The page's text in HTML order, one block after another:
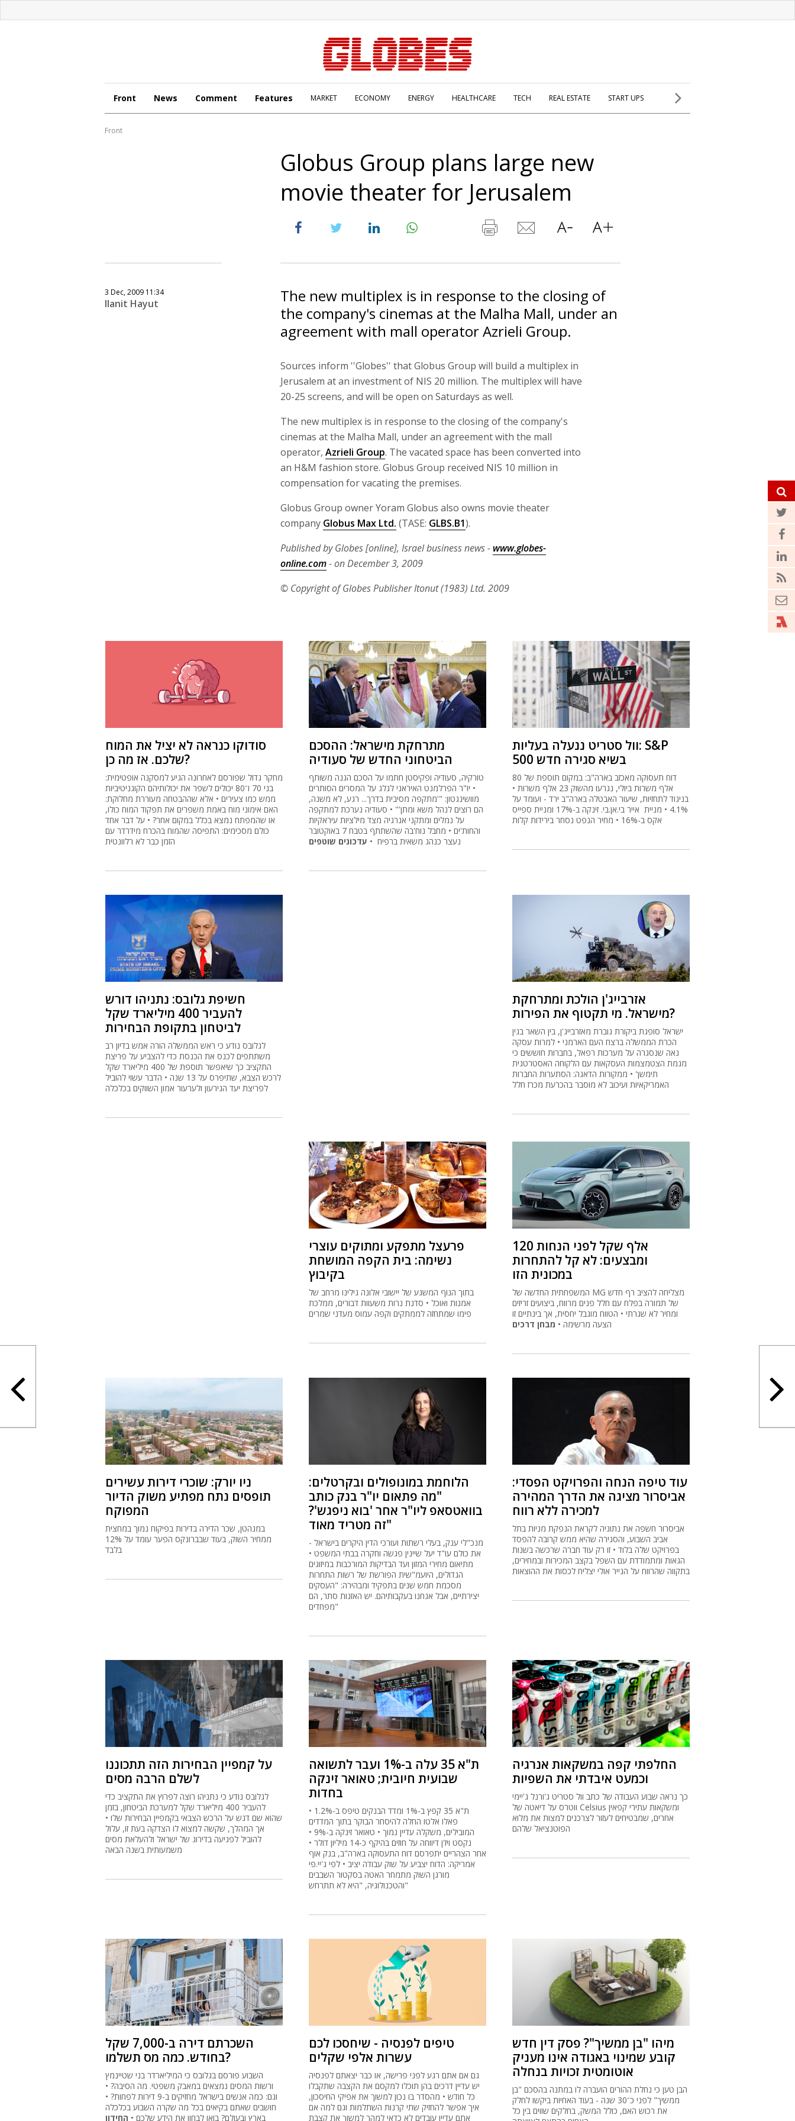
Front News Comment Features MARKET ECONOMY ENERGY HEALTHCARE TECH REAL ESTATE START UPS
Front
Globus Group plans large new
movie theater for Jerusalem
3 Dec, 2009 11:34
Ilanit Hayut
The new multiplex is in response to the closing of
the company's cinemas at the Malha Mall, under an
agreement with mall operator Azrieli Group.
Sources inform ''Globes'' that Globus Group will build a multiplex in
Jerusalem at an investment of NIS 20 million. The multiplex will have
20-25 screens, and will be open on Saturdays as well.
The new multiplex is in response to the closing of the company's
cinemas at the Malha Mall, under an agreement with the mall
operator, Azrieli Group. The vacated space has been converted into
an H&M fashion store. Globus Group received NIS 10 million in
compensation for vacating the premises.
Globus Group owner Yoram Globus also owns movie theater
company Globus Max Ltd. (TASE: GLBS.B1).
Published by Globes [online], Israel business news - www.globes-
online.com- on December 3, 2009
© Copyright of Globes Publisher Itonut (1983) Ltd. 2009
סודוקו כנראה לא יציל את המוח
שלכם. אז מה כן?
מחקר גדול שפורסם לאחרונה הגיע למסקנה אופטימית:
בני 70 ו־80 יכולים לשפר את יכולותיהם הקוגניטיביות
ממש כמו צעירים • אלא שההבטחה מעוררת מחלוקת:
האם אימוני מוח באמת משפרים את תפקוד המוח כולו,
או שהמפתח נמצא בכלל במקום אחר? • על דבר אחד
כולם מסכימים: התפיסה שהמוח בהכרח מידרדר עם
הזמן כבר לא רלוונטית
מתרחקת מישראל: ההסכם
הביטחוני החדש של סעודיה
טורקיה, סעודיה ופקיסטן חתמו על הסכם הגנה משותף
• יו"ר הפרלמנט האיראני לגלג על המסרים הסותרים
מוושינגטון: "'מתקפה מסיבית בדרך... רגע, לא משנה,
הם רוצים לנהל משא ומתן'" • סעודיה נערכת למתקפה
על נמלים ומתקני אנרגיה מצד מילציות עיראקיות
והחות'ים • מחבל נוח'בה שהשתתף בטבח 7 באוקטובר
נעצר כנהג משאית ברפיח • עדכונים שוטפים
וול סטריט ננעלה בעליות: S&P
500 בשיא סגירה חדש
דוח תעסוקה מאכזב בארה"ב: במקום תוספת של 80
אלף משרות ביולי, נגרעו מהשוק 23 אלף משרות •
בניגוד לתחזיות, שיעור האבטלה בארה"ב ירד - ועומד על
4.1% • מניית אייר בי.אן.בי. זינקה ב-17% ומניית ספייס
אקס ב-16% • מחיר הנפט נסחר בירידות קלות
חשיפת גלובס: נתניהו דורש
להעביר 400 מיליארד שקל
לביטחון בתקופת הבחירות
לגלובס נודע כי ראש הממשלה הורה אמש בדיון רב
משתתפים לכנס את הכנסת כדי להצביע על פריצת
התקציב כך שיאפשר תוספת של 400 מיליארד שקל
לרכש הצבא, שתיפרס על 13 שנה • הדבר עשוי להוביל
לפריצת יעד הגירעון ולערעור אמון השווקים בכלכלה
אזרבייג'ן הולכת ומתרחקת
מישראל. מי תקטוף את הפירות?
ישראל סופגת ביקורת גוברת מאזרבייג'ן, בין השאר בגין
הכרת הממשלה ברצח העם הארמני • למרות עסקה
נאה שנסגרה על מערכות רפאל, בחברות חוששים כי
מגמת הצטמצמות העסקאות עם הלקוחה האסטרטגית
תימשך • ממקורות הדאגה: הסתערות החברות
האמריקאיות ועיכוב לא מוסבר בהכרעת מכרז חלל
פרעצל מתפקע ומתוקים עוצרי
נשימה: בית הקפה המושחת
בקיבוץ
בתוך הנוף המשגע של יישובי אלונה גילינו מרחב של
אמנות ואוכל • סדנת נרות משעוות דבורים, ממלכת
פימו שמתחזה לממתקים וקפה עמוס מעדני שמרים
120 אלף שקל לפני הנחות
ומבצעים: לא קל להתחרות
במכונית הזו
המשפחתית החדשה של MG מצליחה להציב רף חדש
של תמורה בפלח עם חלל פנים מרווח, ביצועים זריזים
ומחיר לא שגרתי • הטווח מוגבל יחסית, אך בינתיים זו
הצעה מרשימה • מבחן דרכים
ניו יורק: שוכרי דירות עשירים
תופסים נתח מפתיע משוק הדיור
המפוקח
במנהטן, שכר הדירה בדירות בפיקוח נמוך במחצית
ממחיר השוק, בעוד שבברונקס הפער עומד על 12%
בלבד
הלוחמת במונופולים ובקרטלים:
"מה פתאום יו"ר בנק כותב
בוואטסאפ ליו"ר אחר 'בוא ניפגש'?
זה מטריד מאוד"
מנכ"לי ענק, בעלי רשתות ועורכי הדין היקרים בישראל -
את כולם עו"ד יעל שיינין פגשה וחקרה בבתי המשפט •
מתיאום מחירי המזון ועד הבדיקות המורכבות במיזוגים
הגדולים, היועמ"שית הפורשת של רשות התחרות
מסכמת חמש שנים בתפקיד ומבהירה: "העסקים
יצירתיים, אבל אנחנו בעקבותיהם. יש האזנות סתר, הם
מפחדים"
עוד טיפה הנחה והפרויקט הפסדי:
אביסרור מציגה את הדרך המהירה
למכירה ללא רווח
אביסרור חשפה את נתוניה לקראת הנפקת מניות בתל
אביב השבוע, והסגירה שהיא ממש קרובה להפסד
בפרויקט שלה בלוד • זו רק עוד חברה שרכשה בשנות
הגאות ומתמודדת עם השפל בקצב המכירות ובמחירים,
בתקווה שהרווח על הנייר אולי יצליח לכסות את ההוצאות
על קמפיין הבחירות הזה תתכוננו
לשלם הרבה מסים
לגלובס נודע כי נתניהו רוצה לפרוץ את התקציב כדי
להעביר 400 מיליארד שקל למערכת הביטחון, בזמן
שהוא שם דגש על הרכש הצבאי בקמפיין הבחירות שלו •
אך המהלך, שקשה למצוא לו הצדקה בעת זו, עלול
להוביל לפגיעה בדירוג של ישראל ולהעלאת מסים
משמעותית בשנה הבאה
ת"א 35 עלה ב-1% ועבר לתשואה
שבועית חיובית; טאואר זינקה
בחדות
ת"א 35 קפץ ב-1% ומדד הבנקים טיפס ב-1.2% •
פאלו אלטו החלה להיסחר הבוקר בתוך המדדים
המובילים, משקלה עדיין נמוך • טאואר זינקה ב-9% •
נקסט ויז'ן דיווחה על חוזים בהיקף כ-14 מיליון דולר •
אחר הצהריים יתפרסם דוח התעסוקה בארה"ב, בנק אוף
אמריקה: הדוח יצביע על שוק עבודה יציב • לפי ג'יי.פי
מורגן השוק מתמחר האטה בסקטור השבבים
והטכנולוגיה, "היא לא תתרחש"
החלפתי קפה במשקאות אנרגיה
וכמעט איבדתי את השפיות
כך נראה שבוע העבודה של כתב וול סטריט ג'ורנל ג'יימי
ווטרס על דיאטה של Celsius ומשקאות עתירי קפאין
אחרים, שמבטיחים לעזור לצרכנים למצות את מלוא
הפוטנציאל שלהם
השכרתם דירה ב-7,000 שקל
בחודש. כמה מס תשלמו?
השבוע פורסם בגלובס כי המיליארדר בני שטיינמץ
ורשות המסים נמצאים במאבק משפטי. מה הסיבה? •
וגם: כמה אנשים בישראל מחזיקים ב-9 דירות לפחות? •
חושבים שאתם בקיאים בכל מה שקרה השבוע בכלכלה
בארץ ובעולם? בואו לבחון את הידע שלכם • החידון
טיפים לפנסיה - שיחסכו לכם
עשרות אלפי שקלים
גם אם אתם רגע לפני פרישה, או כבר יצאתם לפנסיה
יש עדיין דרכים בהן תוכלו למקסם את הקצבה שתקבלו
כל חודש • מהסדר בו נכון למשוך את אפיקי החיסכון,
איך אפשר להחזיק שתי קרנות השתלמות וגם למה אם
אתם עדיין עובדים לא כדאי למהר למשוך את קצבת
מיהו "בן ממשיך"? פסק דין חדש
קובע שמינוי באגודה אינו מעניק
אוטומטית זכויות בנחלה
הבן טען כי נחלת ההורים הועברה לו במתנה בהסכם "בן
ממשיך" לפני כ־30 שנה - בעוד האחיות ביקשו לחלק
את רכוש האם, כולל המשק, בחלקים שווים בין כל